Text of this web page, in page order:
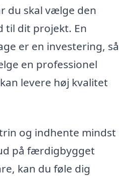
du skal vælge den
til dit projekt. En
er en investering, så
en professionel
levere høj kvalitet
og indhente mindst
på færdigbygget
kan du føle dig